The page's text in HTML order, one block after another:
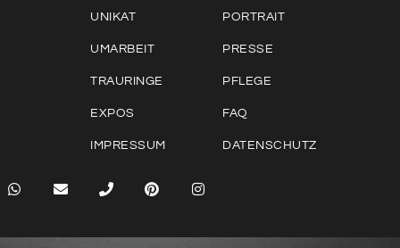
UNIKAT
UMARBEIT
TRAURINGE
EXPOS
IMPRESSUM
PORTRAIT
PRESSE
PFLEGE
FAQ
DATENSCHUTZ